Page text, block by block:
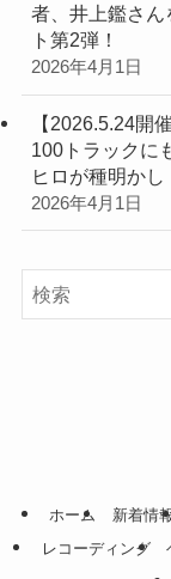
者、井上鑑さ
ト第2弾！
2026年4月1日
【2026.5.24開
100トラックに
ヒロが種明かし
2026年4月1日
ホーム 新着情
レコーディング